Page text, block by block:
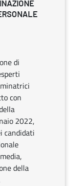
di
con
2022,
candidati
della